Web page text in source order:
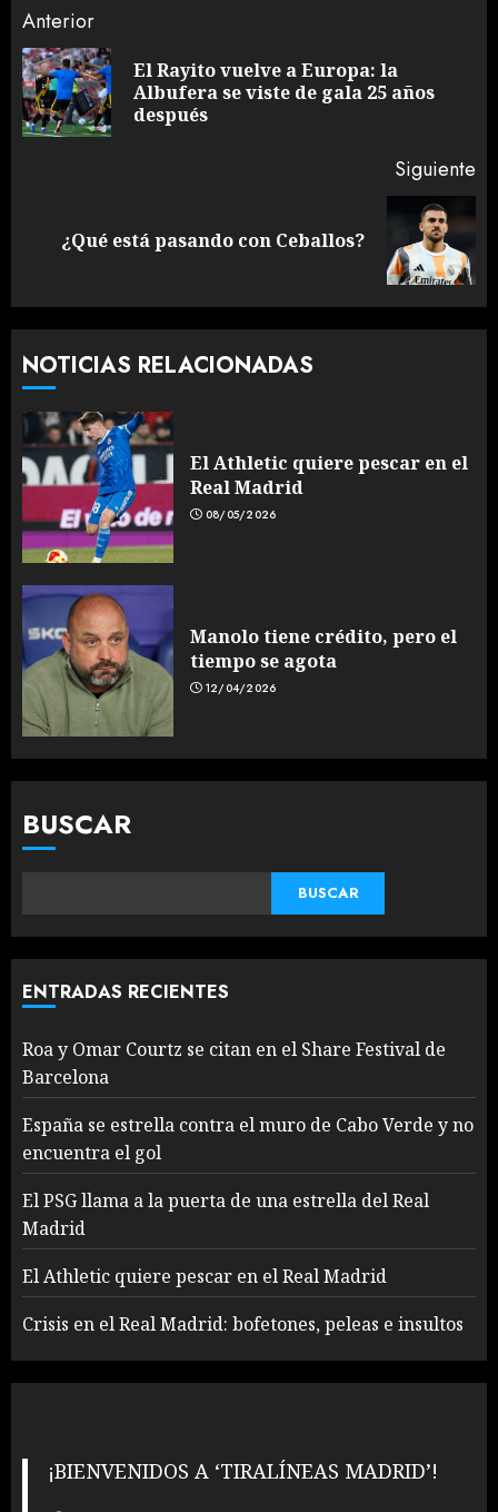
Sigue
leyendo
Anterior
El Rayito vuelve a Europa: la
Albufera se viste de gala 25 años
después
Siguiente
Siguiente
¿Qué está pasando con Ceballos?
NOTICIAS RELACIONADAS
El Athletic quiere pescar en el
Real Madrid
08/05/2026
Manolo tiene crédito, pero el
tiempo se agota
12/04/2026
BUSCAR
BUSCAR
ENTRADAS RECIENTES
Roa y Omar Courtz se citan en el Share Festival de
Barcelona
España se estrella contra el muro de Cabo Verde y no
encuentra el gol
El PSG llama a la puerta de una estrella del Real
Madrid
El Athletic quiere pescar en el Real Madrid
Crisis en el Real Madrid: bofetones, peleas e insultos
¡BIENVENIDOS A ‘TIRALÍNEAS MADRID’!